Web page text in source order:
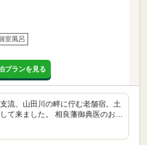
室風呂
プランを見る
流、山田川の畔に佇む老舗宿。土
て来ました。 相良藩御典医のお…